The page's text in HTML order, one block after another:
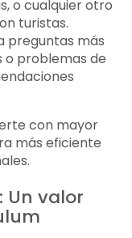
o cualquier otro
turistas.
preguntas más
o problemas de
con mayor
más eficiente
Un valor